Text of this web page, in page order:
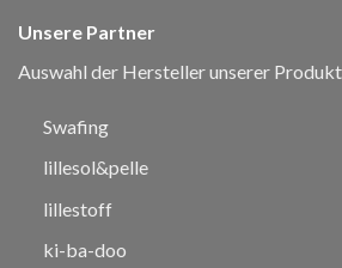
Unsere Partner
Auswahl der Hersteller unserer
Swafing
lillesol&pelle
lillestoff
ki-ba-doo